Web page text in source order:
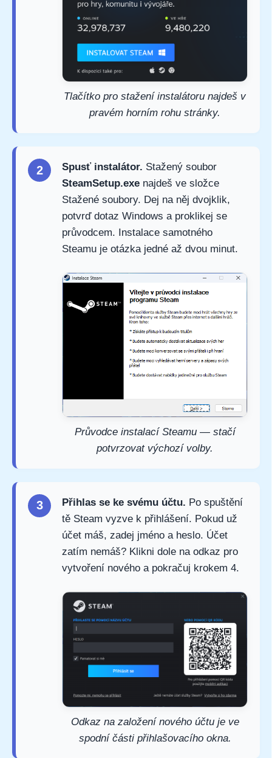
Tlačítko pro stažení instalátoru najdeš v
pravém horním rohu stránky.
2 Spusť instalátor. Stažený soubor
SteamSetup.exe najdeš ve složce
Stažené soubory. Dej na něj dvojklik,
potvrď dotaz Windows a proklikej se
průvodcem. Instalace samotného
Steamu je otázka jedné až dvou minut.
Průvodce instalací Steamu — stačí
potvrzovat výchozí volby.
3 Přihlas se ke svému účtu. Po spuštění
tě Steam vyzve k přihlášení. Pokud už
účet máš, zadej jméno a heslo. Účet
zatím nemáš? Klikni dole na odkaz pro
vytvoření nového a pokračuj krokem 4.
Odkaz na založení nového účtu je ve
spodní části přihlašovacího okna.